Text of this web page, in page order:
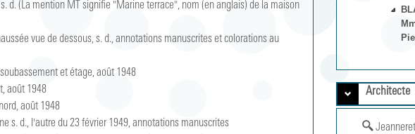
d. (La mention MT signifie "Marine terrace", nom (en anglais) de la maison
vue de dessous, s. d., annotations manuscrites et colorations au
et étage, août 1948
août 1948
août 1948
s. d., l'autre du 23 février 1949, annotations manuscrites
Architecte